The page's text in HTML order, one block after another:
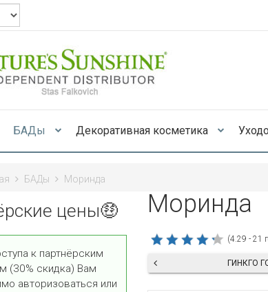
БАДы Декоративная косметика
БАДы Моринда
Моринда
(4.29 - 21
ГИНКГО
цены🤑
к партнёрским
(30% скидка) Вам
авторизоваться или